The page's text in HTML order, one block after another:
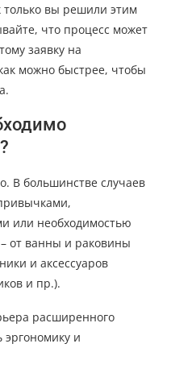
только вы решили этим
что процесс может
заявку на
можно быстрее, чтобы
В большинстве случаев
или необходимостью
от ванны и раковины
и аксессуаров
и пр.).
расширенного
эргономику и